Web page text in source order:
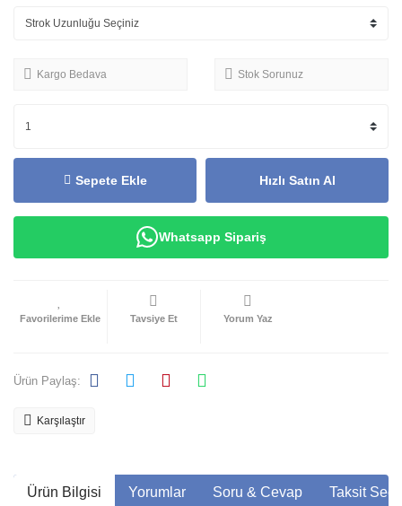
Kargo Bedava Stok Sorunuz
Sepete Ekle Hızlı Satın Al
Whatsapp Sipariş
Tavsiye Et Yorum Yaz
Ürün Paylaş:
Karşılaştır
Ürün Bilgisi Yorumlar Soru & Cevap Taksit